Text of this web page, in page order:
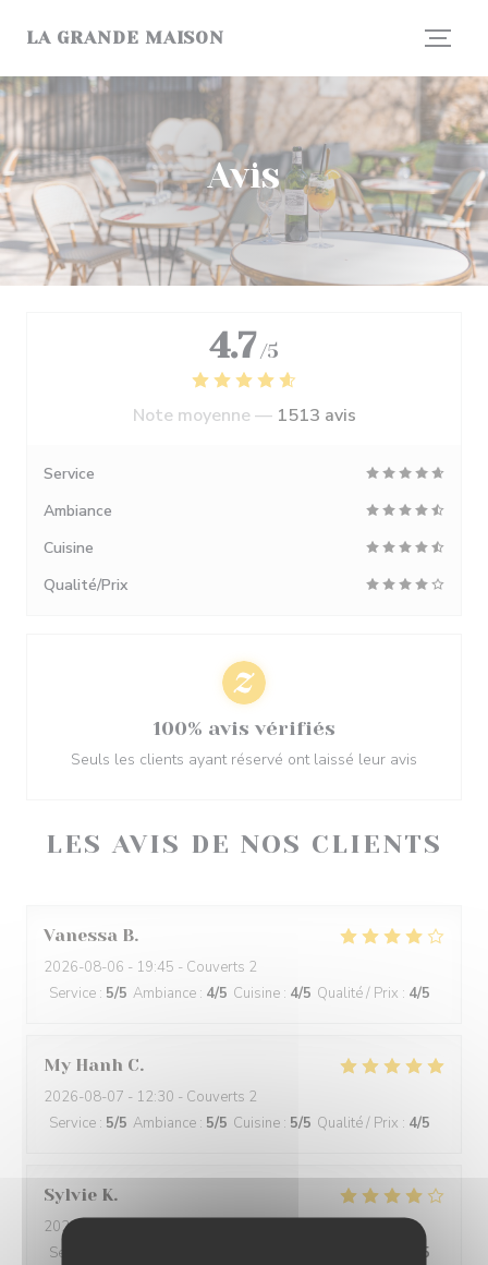
LA GRANDE MAISON
Avis
LES AVIS DE NOS CLIENTS
Vanessa B
2026-08-06 - 19:45 - Couverts 2
Service : 5/5 Ambiance : 4/5 Cuisine : 4/5 Qualité / Prix : 4/5
My Hanh C
2026-08-07 - 12:30 - Couverts 2
Service : 5/5 Ambiance : 5/5 Cuisine : 5/5 Qualité / Prix : 4/5
Sylvie K
2026-08-06
Service
/5
4.7 /5
Note moyenne — 1513 avis
Service
Ambiance
Cuisine
Qualité/Prix
100% avis vérifiés
Seuls les clients ayant réservé ont laissé leur avis